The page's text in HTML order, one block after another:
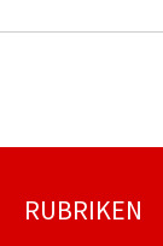
Footer
RUBRIKEN